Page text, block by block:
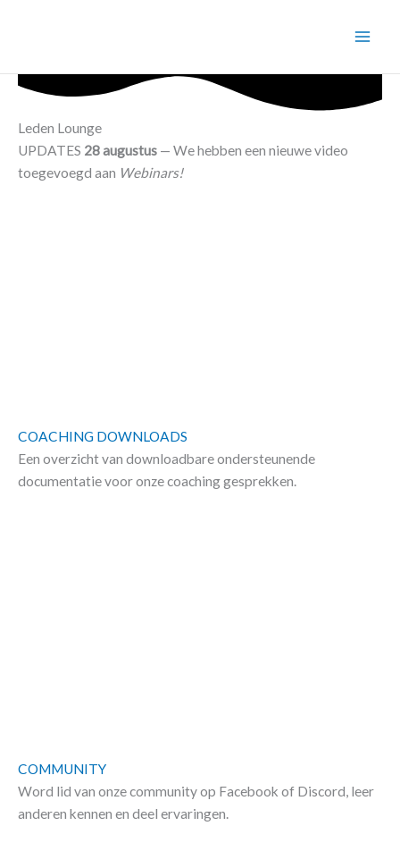
inhoud
Leden Lounge
UPDATES 28 augustus — We hebben een nieuwe video
toegevoegd aan Webinars!
COACHING DOWNLOADS
Een overzicht van downloadbare ondersteunende
documentatie voor onze coaching gesprekken.
COMMUNITY
Word lid van onze community op Facebook of Discord, leer
anderen kennen en deel ervaringen.